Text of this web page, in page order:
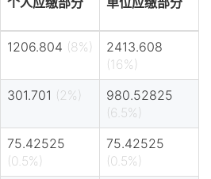
1206.804 (8%)
2413.608
(16%)
301.701 (2%)
980.52825
(6.5%)
75.42525
(0.5%)
75.42525
(0.5%)